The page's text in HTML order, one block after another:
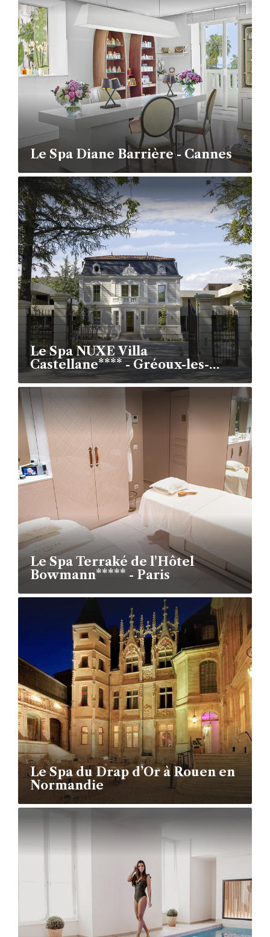
Le Spa Diane Barrière - Cannes
Le Spa NUXE Villa
Castellane**** - Gréoux-les-
Bains
Le Spa Terraké de l'Hôtel
Bowmann***** - Paris
Le Spa du Drap d’Or à Rouen en
Normandie